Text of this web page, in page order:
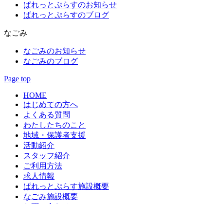
ぱれっとぷらすのお知らせ
ぱれっとぷらすのブログ
なごみ
なごみのお知らせ
なごみのブログ
Page top
HOME
はじめての方へ
よくある質問
わたしたちのこと
地域・保護者支援
活動紹介
スタッフ紹介
ご利用方法
求人情報
ぱれっとぷらす施設概要
なごみ施設概要